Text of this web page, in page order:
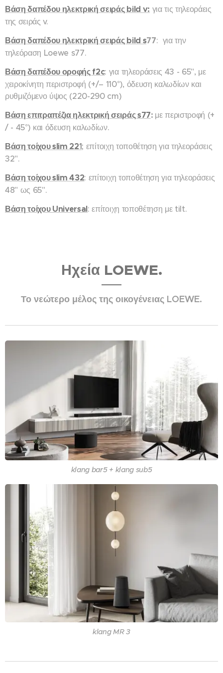
Βάση δαπέδου ηλεκτρική σειράς bild v: για τις τηλεοράεις
της σειράς v.
Βάση δαπέδου ηλεκτρική σειράς bild s77: για την
τηλεόραση Loewe s77.
Βάση δαπέδου οροφής f2c: για τηλεοράσεις 43 - 65", με
χειροκίνητη περιστροφή (+/– 110°), όδευση καλωδίων και
ρυθμιζόμενο ύψος (220-290 cm)
Βάση επιτραπέζια ηλεκτρική σειράς s77: με περιστροφή (+
/ - 45°) και όδευση καλωδίων.
Βάση τοίχου slim 221; επίτοιχη τοποθέτηση για τηλεοράσεις
32".
Βάση τοίχου slim 432: επίτοιχη τοποθέτηση για τηλεοράσεις
48" ως 65".
Βάση τοίχου Universal: επίτοιχη τοποθέτηση με tilt.
Ηχεία LOEWE.
Το νεώτερο μέλος της οικογένειας LOEWE.
klang bar5 + klang sub5
klang MR 3